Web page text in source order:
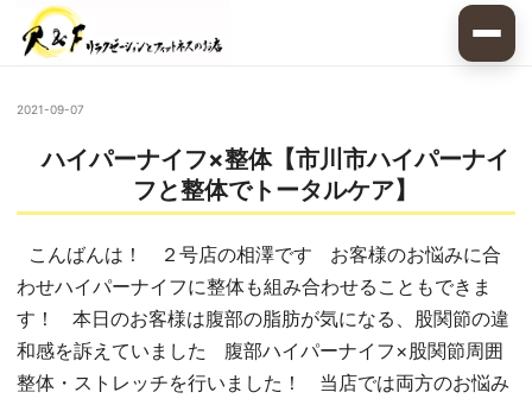
2021-09-07
ハイパーナイフ×整体【市川市ハイパーナイ
フと整体でトータルケア】
こんばんは！ ２号店の相澤です お客様のお悩みに合
わせハイパーナイフに整体も組み合わせることもできま
す！ 本日のお客様は腹部の脂肪が気になる、股関節の違
和感を訴えていました 腹部ハイパーナイフ×股関節周囲
整体・ストレッチを行いました！ 当店では両方のお悩み